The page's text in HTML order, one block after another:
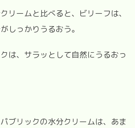
リームと比べると、ビリーフは、
しっかりうるおう。
は、サラッとして自然にうるおっ
ブリックの水分クリームは、あま